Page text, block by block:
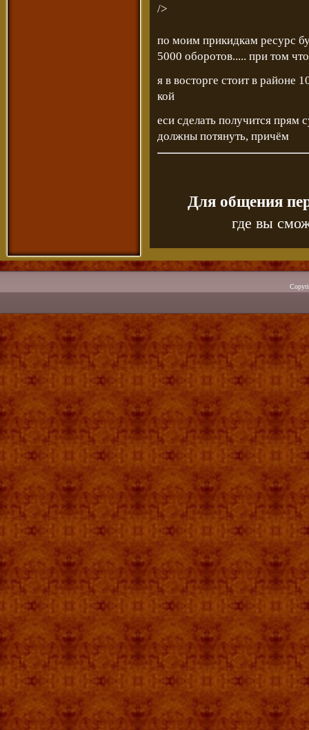
/>
по моим прикидкам ресурс
5000 оборотов..... при том
я в восторге стоит в районе
кой
еси сделать получится прям
должны потянуть, причём
Для общения
где вы